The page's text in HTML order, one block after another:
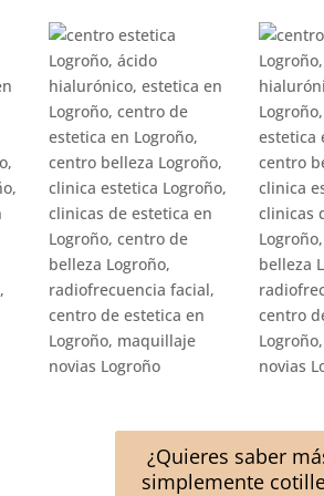
¿Quieres saber
simplemente